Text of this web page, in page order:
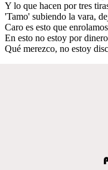
Y lo que hacen por tres
'Tamo' subiendo la vara,
Caro es esto que
En esto no estoy por
Qué merezco, no estoy